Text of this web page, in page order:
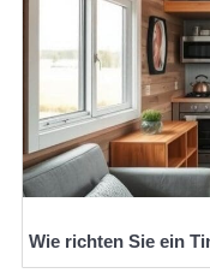
Wie richten Sie ein